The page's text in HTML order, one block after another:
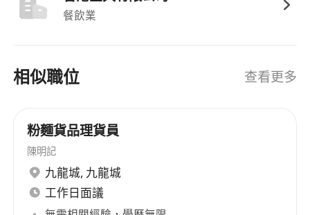
餐飲業
相似職位 查看更多
粉麵貨品理貨員
陳明記
九龍城, 九龍城
工作日面議